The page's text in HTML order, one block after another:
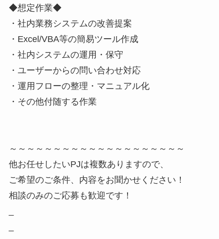
◆想定作業◆
・社内業務システムの改善提案
・Excel/VBA等の簡易ツール作成
・社内システムの運用・保守
・ユーザーからの問い合わせ対応
・運用フローの整理・マニュアル化
・その他付随する作業
～～～～～～～～～～～～～～～～～～～～
他お任せしたいPJは複数ありますので、
ご希望のご条件、内容をお聞かせください！
相談のみのご応募も歓迎です！